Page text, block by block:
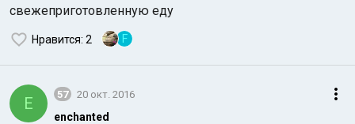
свежеприготовленную еду
Нравится: 2 F
E 57 20 окт. 2016
enchanted